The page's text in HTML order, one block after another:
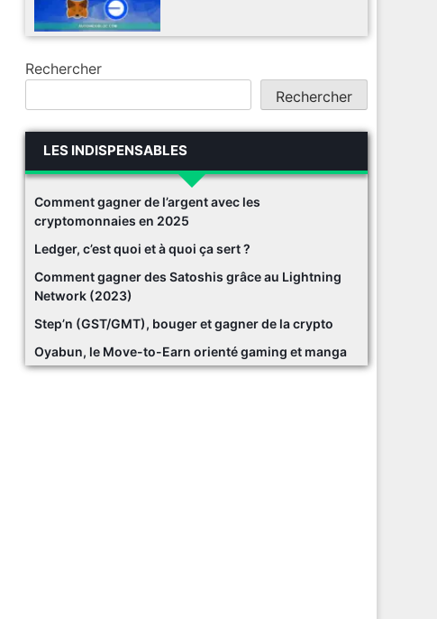
Rechercher
Rechercher
LES INDISPENSABLES
Comment gagner de l’argent avec les
cryptomonnaies en 2025
Ledger, c’est quoi et à quoi ça sert ?
Comment gagner des Satoshis grâce au Lightning
Network (2023)
Step’n (GST/GMT), bouger et gagner de la crypto
Oyabun, le Move-to-Earn orienté gaming et manga